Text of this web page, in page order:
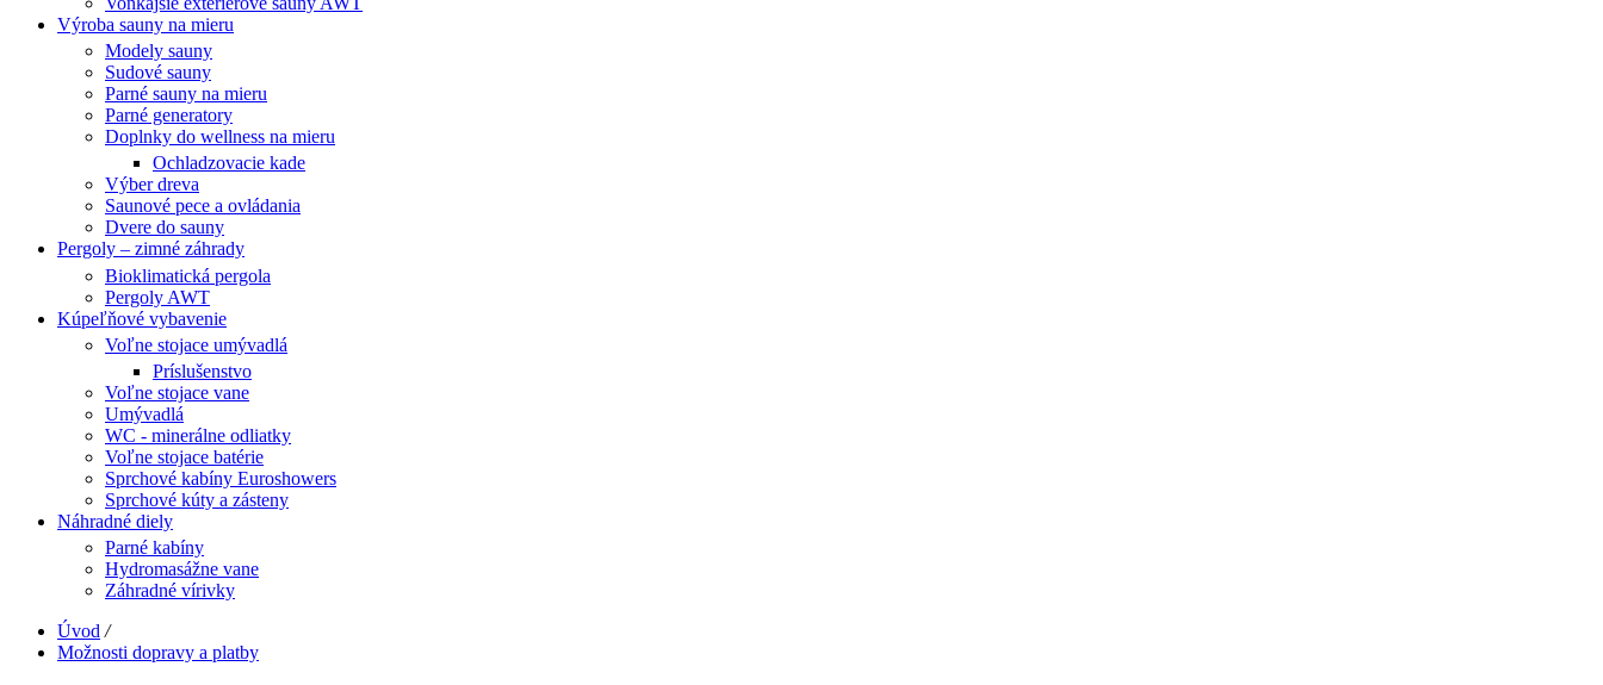
Výroba sauny na mieru
Modely sauny
Sudové sauny
Parné sauny na mieru
Parné generatory
Doplnky do wellness na mieru
Ochladzovacie kade
Výber dreva
Saunové pece a ovládania
Dvere do sauny
Pergoly – zimné záhrady
Bioklimatická pergola
Pergoly AWT
Kúpeľňové vybavenie
Voľne stojace umývadlá
Príslušenstvo
Voľne stojace vane
Umývadlá
WC - minerálne odliatky
Voľne stojace batérie
Sprchové kabíny Euroshowers
Sprchové kúty a zásteny
Náhradné diely
Parné kabíny
Hydromasážne vane
Záhradné vírivky
Úvod /
Možnosti dopravy a platby